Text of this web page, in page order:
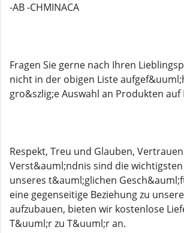
-AB -CHMINACA
Fragen Sie gerne nach Ihren
nicht in der obigen Liste
gro&szlig;e Auswahl an Produkten auf
Respekt, Treu und Glauben,
Verst&auml;ndnis sind die
unseres t&auml;glichen
eine gegenseitige Beziehung zu
aufzubauen, bieten wir kostenlose
T&uuml;r zu T&uuml;r an.